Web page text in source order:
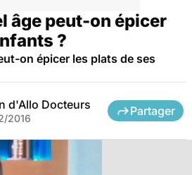
âge peut-on épicer
?
on épicer les plats de ses
d'Allo Docteurs
2016
Partager